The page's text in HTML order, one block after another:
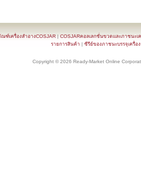
ฑ์เครื่องสำอางCOSJAR | COSJARคอลเลกชั่นขวดและภาชนะเ
รายการสินค้า | ซีรีย์ของภาชนะบรรจุเครื่อ
Copyright © 2026 Ready-Market Online